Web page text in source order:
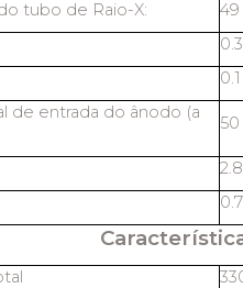
tubo de Raio-X:
49
de entrada do ânodo (a